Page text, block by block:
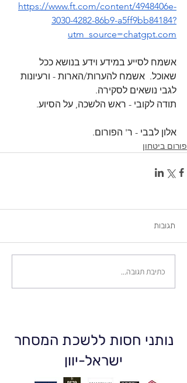
https://www.ft.com/content/4948406e-
3030-4282-86b9-a5ff9bb84184?
utm_source=chatgpt.com
אשמח לסייע במידע וידע בנושא ככל
שאוכל.  אשמח להערות/הארות - ורעיונות
לגבי נושאים לסקירה.
תודה לקובי - ראש הלשכה, על הסיוע.
אלון לבבי - ר' הפורום.
פורום ביטחון
תגובות
כתיבת תגובה...
נותני חסות ללשכת המסחר
ישראל-יוון